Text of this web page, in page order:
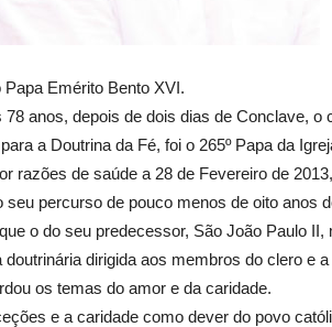
Emérito Bento XVI.
78 anos, depois de dois dias de Conclave, o
a Doutrina da Fé, foi o 265º Papa da
razões de saúde a 28 de Fevereiro de
percurso de pouco menos de oito anos
o do seu predecessor, São João Paulo
dirigida aos membros do clero e
os temas do amor e da caridade.
e a caridade como dever do povo